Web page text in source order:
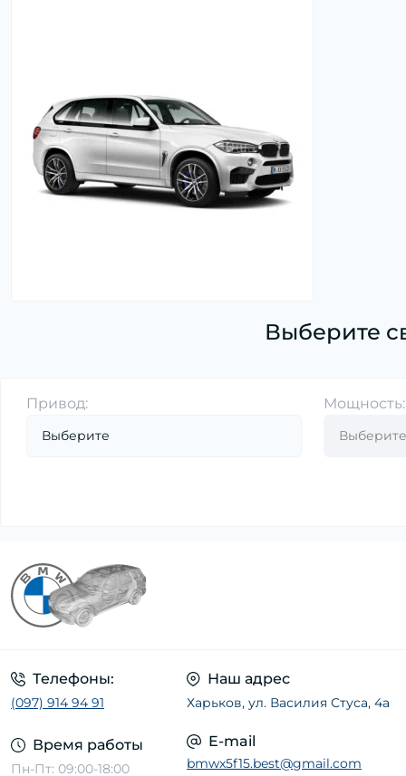
Выберите
Привод: Мощность:
Телефоны:
(097) 914 94 91
Время работы
Пн-Пт: 09:00-18:00
Наш адрес
Харьков, ул. Василия Стуса, 4а
E-mail
bmwx5f15.best@gmail.com